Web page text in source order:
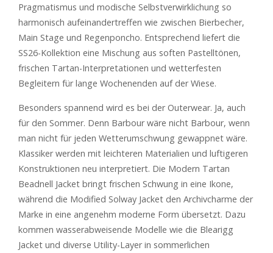
Pragmatismus und modische Selbstverwirklichung so
harmonisch aufeinandertreffen wie zwischen Bierbecher,
Main Stage und Regenponcho. Entsprechend liefert die
SS26-Kollektion eine Mischung aus soften Pastelltönen,
frischen Tartan-Interpretationen und wetterfesten
Begleitern für lange Wochenenden auf der Wiese.
Besonders spannend wird es bei der Outerwear. Ja, auch
für den Sommer. Denn Barbour wäre nicht Barbour, wenn
man nicht für jeden Wetterumschwung gewappnet wäre.
Klassiker werden mit leichteren Materialien und luftigeren
Konstruktionen neu interpretiert. Die Modern Tartan
Beadnell Jacket bringt frischen Schwung in eine Ikone,
während die Modified Solway Jacket den Archivcharme der
Marke in eine angenehm moderne Form übersetzt. Dazu
kommen wasserabweisende Modelle wie die Blearigg
Jacket und diverse Utility-Layer in sommerlichen